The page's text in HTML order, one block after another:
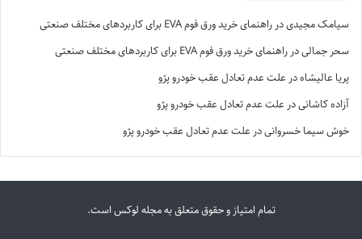
سیامک مجیدیدر راهنمای خرید ورق فوم EVA برای کاربردهای مختلف صنعتی
سحر جمالیدر راهنمای خرید ورق فوم EVA برای کاربردهای مختلف صنعتی
پریا عالیشاهدر علت عدم تعادل عقب خودرو پژو
آزاده کاشانیدر علت عدم تعادل عقب خودرو پژو
خوش سیما خسروانیدر علت عدم تعادل عقب خودرو پژو
تمام امتیاز و حقوق متعلق به مجله لوکس است.